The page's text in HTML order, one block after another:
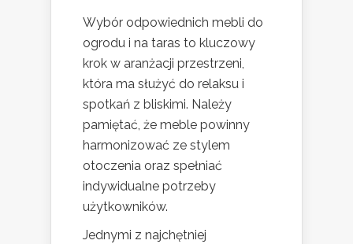
Wybór odpowiednich mebli do
ogrodu i na taras to kluczowy
krok w aranżacji przestrzeni,
która ma służyć do relaksu i
spotkań z bliskimi. Należy
pamiętać, że meble powinny
harmonizować ze stylem
otoczenia oraz spełniać
indywidualne potrzeby
użytkowników.
Jednymi z najchętniej